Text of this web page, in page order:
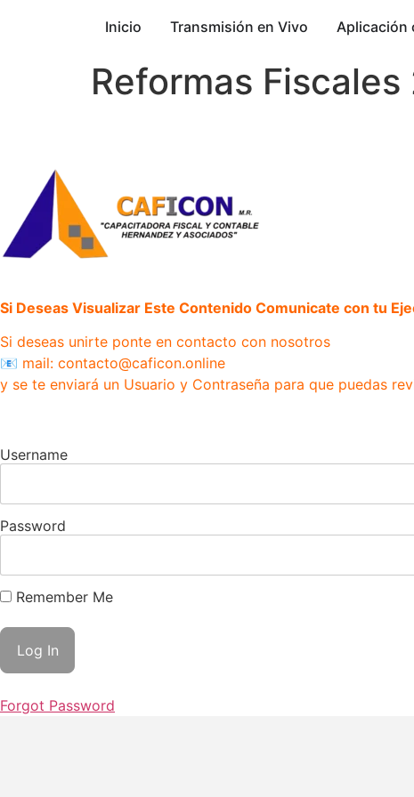
Inicio Transmisión en Vivo Aplicación
Reformas
Si Deseas Visualizar Este Contenido Comunicate con tu
Si deseas unirte ponte en contacto con nosotros
📧 mail: contacto@caficon.online
y se te enviará un Usuario y Contraseña para que puedas
Username
Password
Remember Me
Forgot Password